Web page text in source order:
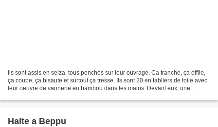
Ils sont assis en seiza, tous penchés sur leur ouvrage. Ca tranche, ça effile,
ça coupe, ça bisaute et surtout ça tresse. Ils sont 20 en tabliers de toile avec
leur oeuvre de vannerie en bambou dans les mains. Devant eux, une
Halte a Beppu